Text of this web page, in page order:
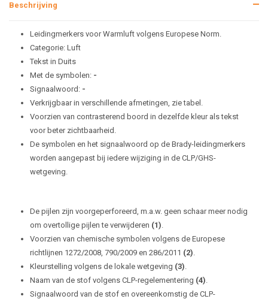
Beschrijving
Leidingmerkers voor Warmluft volgens Europese Norm.
Categorie: Luft
Tekst in Duits
Met de symbolen: -
Signaalwoord: -
Verkrijgbaar in verschillende afmetingen, zie tabel.
Voorzien van contrasterend boord in dezelfde kleur als tekst
voor beter zichtbaarheid.
De symbolen en het signaalwoord op de Brady-leidingmerkers
worden aangepast bij iedere wijziging in de CLP/GHS-
wetgeving.
De pijlen zijn voorgeperforeerd, m.a.w. geen schaar meer nodig
om overtollige pijlen te verwijderen (1).
Voorzien van chemische symbolen volgens de Europese
richtlijnen 1272/2008, 790/2009 en 286/2011 (2).
Kleurstelling volgens de lokale wetgeving (3).
Naam van de stof volgens CLP-regelementering (4).
Signaalwoord van de stof en overeenkomstig de CLP-